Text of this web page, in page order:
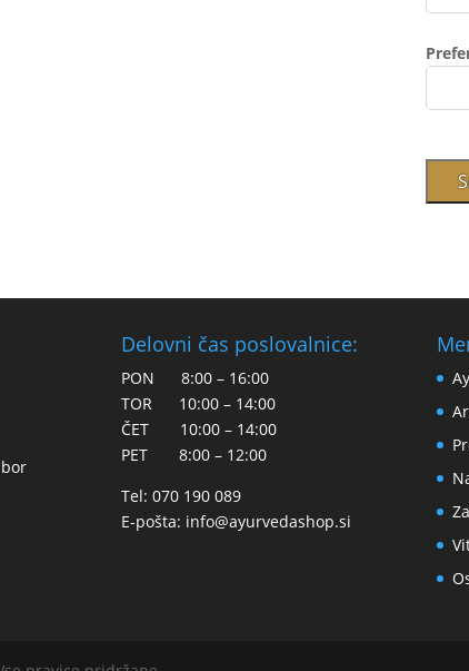
Delovni čas poslovalnice:
PON 8:00 – 16:00
TOR 10:00 – 14:00
ČET 10:00 – 14:00
PET 8:00 – 12:00
Tel: 070 190 089
E-pošta: info@ayurvedashop.si